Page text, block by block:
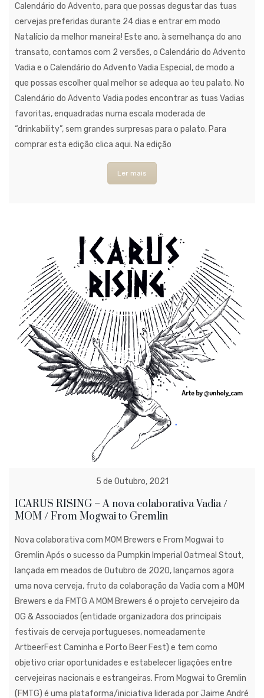
Calendário do Advento, para que possas degustar das tuas
cervejas preferidas durante 24 dias e entrar em modo
Natalício da melhor maneira! Este ano, à semelhança do ano
transato, contamos com 2 versões, o Calendário do Advento
Vadia e o Calendário do Advento Vadia Especial, de modo a
que possas escolher qual melhor se adequa ao teu palato. No
Calendário do Advento Vadia podes encontrar as tuas Vadias
favoritas, enquadradas numa escala moderada de
“drinkability”, sem grandes surpresas para o palato. Para
comprar esta edição clica aqui. Na edição
Ler mais
5 de Outubro, 2021
ICARUS RISING – A nova colaborativa Vadia /
MOM / From Mogwai to Gremlin
Nova colaborativa com MOM Brewers e From Mogwai to
Gremlin Após o sucesso da Pumpkin Imperial Oatmeal Stout,
lançada em meados de Outubro de 2020, lançamos agora
uma nova cerveja, fruto da colaboração da Vadia com a MOM
Brewers e da FMTG A MOM Brewers é o projeto cervejeiro da
OG & Associados (entidade organizadora dos principais
festivais de cerveja portugueses, nomeadamente
ArtbeerFest Caminha e Porto Beer Fest) e tem como
objetivo criar oportunidades e estabelecer ligações entre
cervejeiras nacionais e estrangeiras. From Mogwai to Gremlin
(FMTG) é uma plataforma/iniciativa liderada por Jaime André